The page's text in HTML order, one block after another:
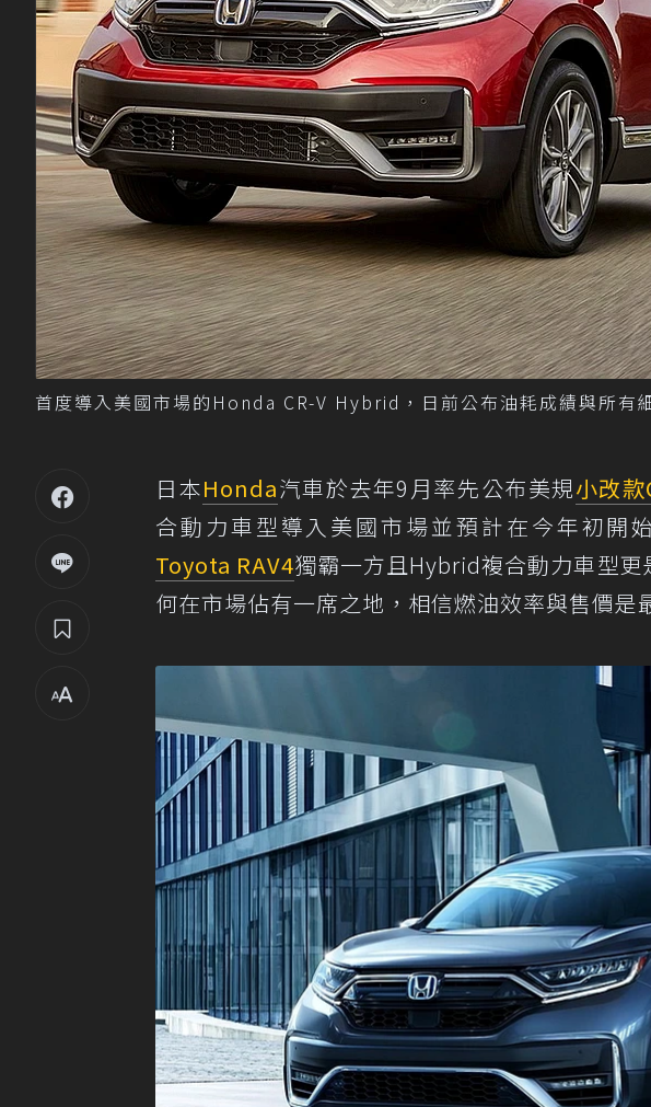
首度導入美國市場的Honda CR-V Hybrid，日前公布油耗成績與所有
日本Honda汽車於去年9月率先公布美規小改款
合動力車型導入美國市場並預計在今年初開
Toyota RAV4獨霸一方且Hybrid複合動力車型
何在市場佔有一席之地，相信燃油效率與售價是